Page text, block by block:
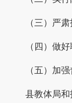
（三）严
（四）做
（五）加
县教体局